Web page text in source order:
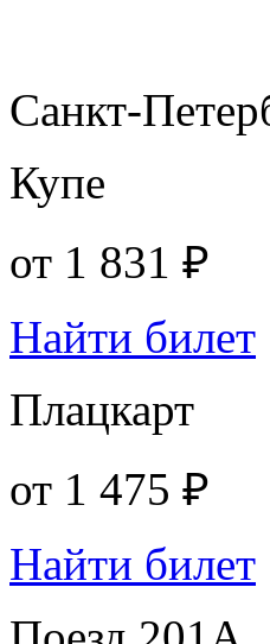
Санкт-
Купе
от 1 831 ₽
Найти билет
Плацкарт
от 1 475 ₽
Найти билет